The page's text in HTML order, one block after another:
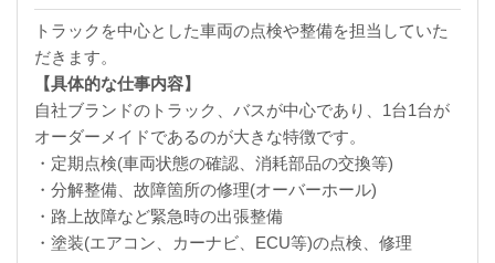
トラックを中心とした車両の点検や整備を担当していた
だきます。
【具体的な仕事内容】
自社ブランドのトラック、バスが中心であり、1台1台が
オーダーメイドであるのが大きな特徴です。
・定期点検(車両状態の確認、消耗部品の交換等)
・分解整備、故障箇所の修理(オーバーホール)
・路上故障など緊急時の出張整備
・塗装(エアコン、カーナビ、ECU等)の点検、修理